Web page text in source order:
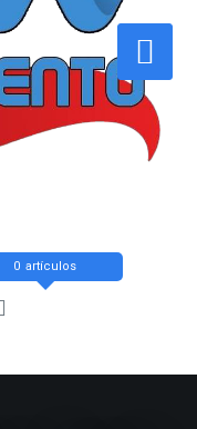
0 artículos